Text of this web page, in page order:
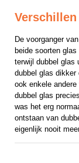
De voorganger
beide soorten
terwijl dubbel glas
dubbel glas dikker
ook enkele
dubbel glas
was het erg
ontstaan van
eigenlijk nooit